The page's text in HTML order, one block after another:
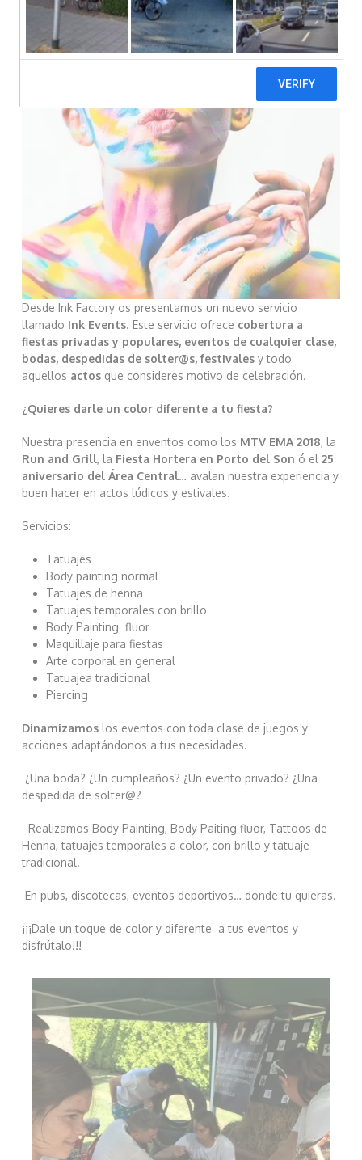
Desde Ink Factory os presentamos un nuevo servicio
llamado Ink Events. Este servicio ofrece cobertura a
fiestas privadas y populares, eventos de cualquier clase,
bodas, despedidas de solter@s, festivales y todo
aquellos actos que consideres motivo de celebración.
¿Quieres darle un color diferente a tu fiesta?
Nuestra presencia en enventos como los MTV EMA 2018, la
Run and Grill, la Fiesta Hortera en Porto del Son ó el 25
aniversario del Área Central… avalan nuestra experiencia y
buen hacer en actos lúdicos y estivales.
Servicios:
Tatuajes
Body painting normal
Tatuajes de henna
Tatuajes temporales con brillo
Body Painting fluor
Maquillaje para fiestas
Arte corporal en general
Tatuajea tradicional
Piercing
Dinamizamos los eventos con toda clase de juegos y
acciones adaptándonos a tus necesidades.
¿Una boda? ¿Un cumpleaños? ¿Un evento privado? ¿Una
despedida de solter@?
Realizamos Body Painting, Body Paiting fluor, Tattoos de
Henna, tatuajes temporales a color, con brillo y tatuaje
tradicional.
En pubs, discotecas, eventos deportivos… donde tu quieras.
¡¡¡Dale un toque de color y diferente a tus eventos y
disfrútalo!!!